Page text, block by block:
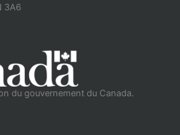
3A6
du gouvernement du Canada.